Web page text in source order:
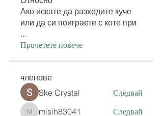
Ако искате да разходите куче
или да си поиграете с коте при
...
Прочетете повече
членове
Ske Crystal Следвай
misih83041 Следвай